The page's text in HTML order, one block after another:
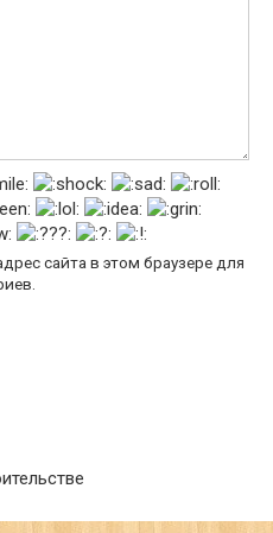
сайта в этом браузере для